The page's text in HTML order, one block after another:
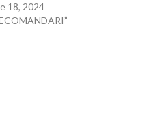
18, 2024